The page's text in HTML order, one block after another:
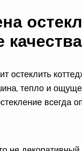
остеклить
тепло и
всегда